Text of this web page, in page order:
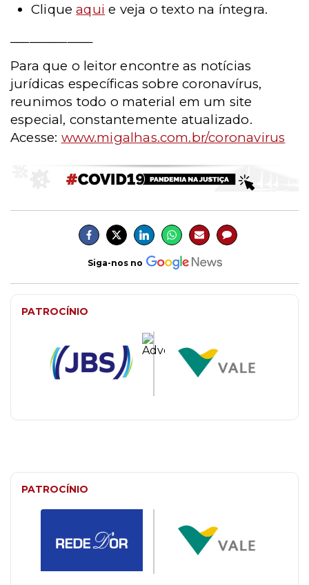
Cliqueaqui e veja o texto na íntegra.
Para que o leitor encontre as notícias
jurídicas específicas sobre coronavírus,
reunimos todo o material em um site
especial, constantemente atualizado.
Acesse: www.migalhas.com.br/coronavirus
Siga-nos no
PATROCÍNIO
PATROCÍNIO